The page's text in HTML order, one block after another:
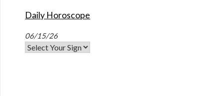
Daily Horoscope
06/15/26